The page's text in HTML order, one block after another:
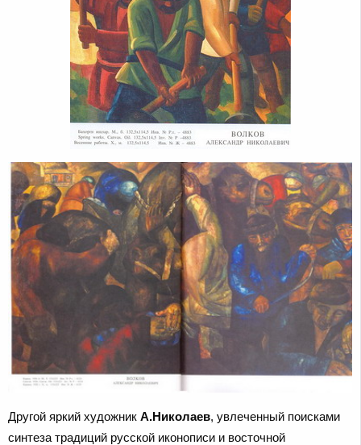
Другой яркий художник А.Николаев, увлеченный поисками
синтеза традиций русской иконописи и восточной